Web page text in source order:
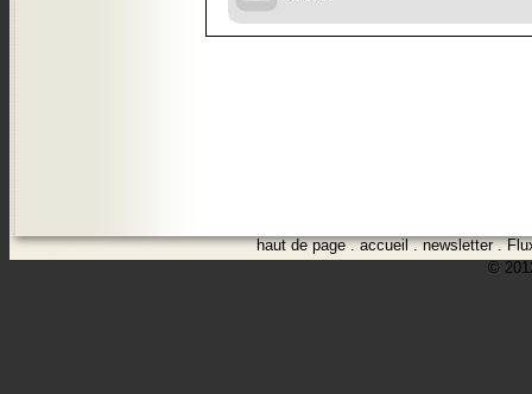
haut de page.accueil.newsletter.
©